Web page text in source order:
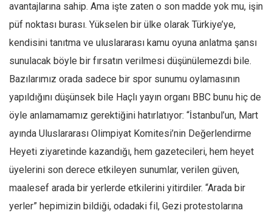
Hasanali Yıldırım
Abir E. Nahas
Amina S. Jenenkovic
Bağdagül Öz
Esra Elönü
» Yazar arşivi
Bu Sayı
avantajlarına sahip. Ama işte zaten o son madde yok mu, işin
püf noktası burası. Yükselen bir ülke olarak Türkiye’ye,
kendisini tanıtma ve uluslararası kamu oyuna anlatma şansı
sunulacak böyle bir fırsatın verilmesi düşünülemezdi bile.
Bazılarımız orada sadece bir spor sunumu oylamasının
yapıldığını düşünsek bile Haçlı yayın organı BBC bunu hiç de
öyle anlamamamız gerektiğini hatırlatıyor: “İstanbul’un, Mart
ayında Uluslararası Olimpiyat Komitesi’nin Değerlendirme
Heyeti ziyaretinde kazandığı, hem gazetecileri, hem heyet
üyelerini son derece etkileyen sunumlar, verilen güven,
maalesef arada bir yerlerde etkilerini yitirdiler. “Arada bir
yerler” hepimizin bildiği, odadaki fil, Gezi protestolarına